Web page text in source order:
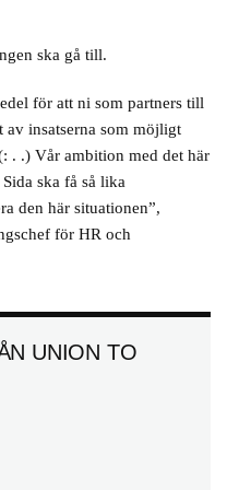
ska gå till.
för att ni som partners till
av insatserna som möjligt
. .) Vår ambition med det här
ska få så lika
den här situationen”,
för HR och
UNION TO